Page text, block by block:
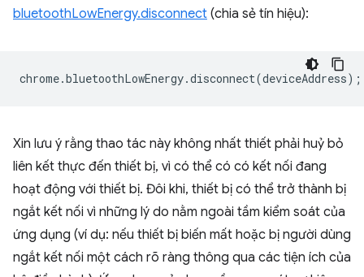
bluetoothLowEnergy.disconnect (chia sẻ tín hiệu):
chrome.bluetoothLowEnergy.disconnect(deviceAddress);
Xin lưu ý rằng thao tác này không nhất thiết phải huỷ bỏ
liên kết thực đến thiết bị, vì có thể có có kết nối đang
hoạt động với thiết bị. Đôi khi, thiết bị có thể trở thành bị
ngắt kết nối vì những lý do nằm ngoài tầm kiểm soát của
ứng dụng (ví dụ: nếu thiết bị biến mất hoặc bị người dùng
ngắt kết nối một cách rõ ràng thông qua các tiện ích của